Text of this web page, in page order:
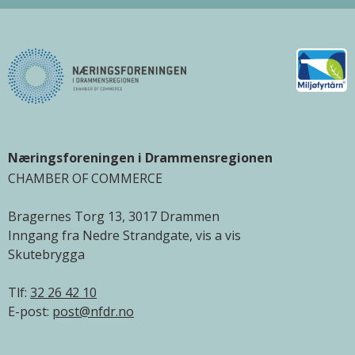
Næringsforeningen i Drammensregionen
CHAMBER OF COMMERCE
Bragernes Torg 13, 3017 Drammen
Inngang fra Nedre Strandgate, vis a vis
Skutebrygga
Tlf: 32 26 42 10
E-post: post@nfdr.no